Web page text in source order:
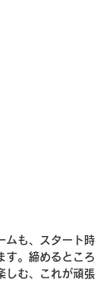
ムも、スタート時
す。締めるところ
しむ、これが頑張